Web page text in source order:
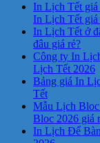
In Lịch Tết giá
In Lịch Tết giá
In Lịch Tết ở
đâu giá rẻ?
Công ty In
Lịch Tết 2026
Bảng giá In
Tết
Mẫu Lịch
Bloc 2026 giá
In Lịch Để